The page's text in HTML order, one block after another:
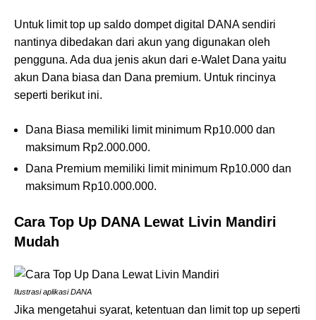
Untuk limit top up saldo dompet digital DANA sendiri
nantinya dibedakan dari akun yang digunakan oleh
pengguna. Ada dua jenis akun dari e-Walet Dana yaitu
akun Dana biasa dan Dana premium. Untuk rincinya
seperti berikut ini.
Dana Biasa memiliki limit minimum Rp10.000 dan
maksimum Rp2.000.000.
Dana Premium memiliki limit minimum Rp10.000 dan
maksimum Rp10.000.000.
Cara Top Up DANA Lewat Livin Mandiri
Mudah
Ilustrasi aplikasi DANA
Jika mengetahui syarat, ketentuan dan limit top up seperti